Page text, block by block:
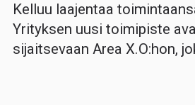
Kelluu laajentaa
Yrityksen uusi toimipiste
sijaitsevaan Area X.O:hon,